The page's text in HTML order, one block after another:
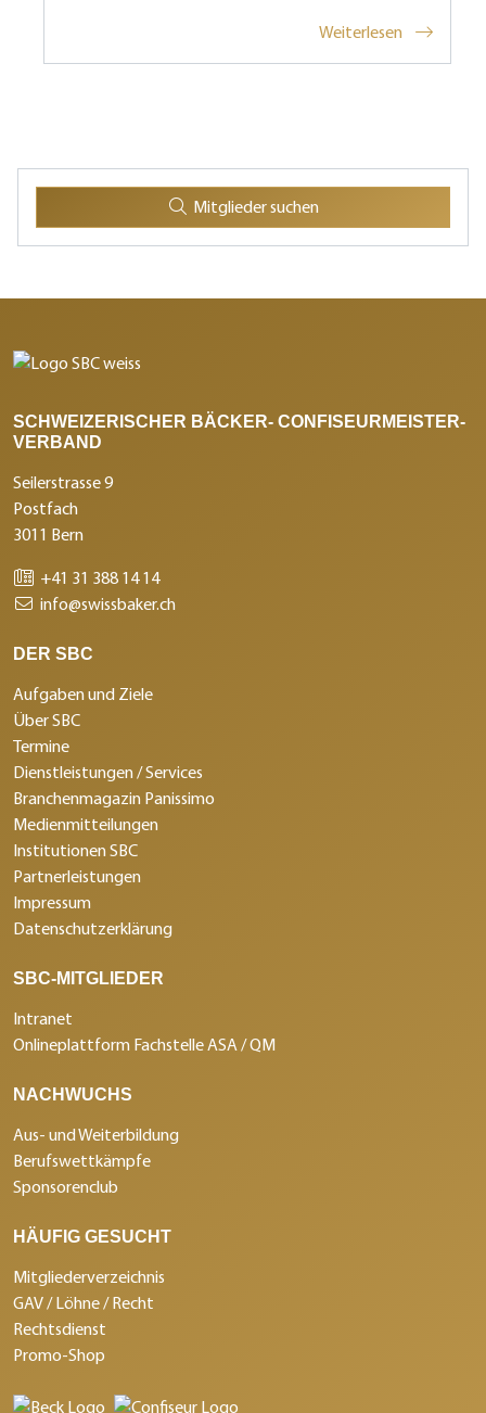
Weiterlesen
Mitglieder suchen
SCHWEIZERISCHER BÄCKER- CONFISEURMEISTER-
VERBAND
Seilerstrasse 9
Postfach
3011 Bern
+41 31 388 14 14
info@swissbaker.ch
DER SBC
Aufgaben und Ziele
Über SBC
Termine
Dienstleistungen / Services
Branchenmagazin Panissimo
Medienmitteilungen
Institutionen SBC
Partnerleistungen
Impressum
Datenschutzerklärung
SBC-MITGLIEDER
Intranet
Onlineplattform Fachstelle ASA / QM
NACHWUCHS
Aus- und Weiterbildung
Berufswettkämpfe
Sponsorenclub
HÄUFIG GESUCHT
Mitgliederverzeichnis
GAV / Löhne / Recht
Rechtsdienst
Promo-Shop